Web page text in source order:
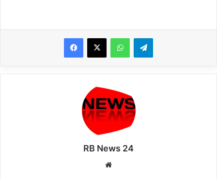
WhatsAppTelegram
RB News 24